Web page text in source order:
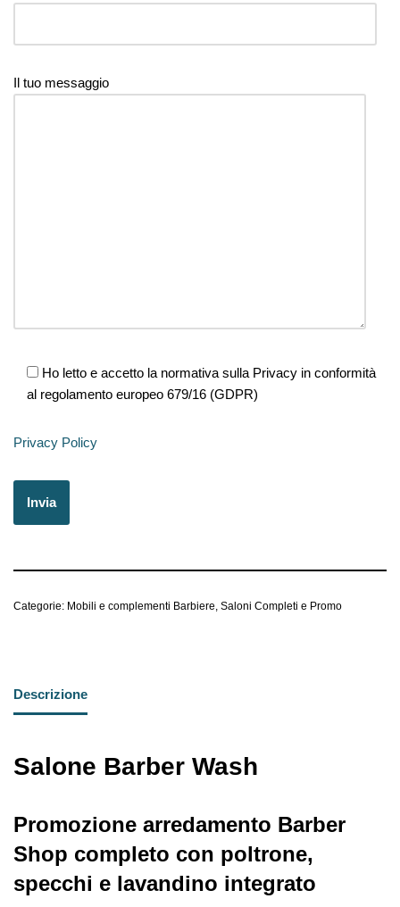
Il tuo messaggio
Ho letto e accetto la normativa sulla Privacy in conformità
al regolamento europeo 679/16 (GDPR)
Privacy Policy
Categorie: Mobili e complementi Barbiere, Saloni Completi e Promo
Descrizione
Salone Barber Wash
Promozione arredamento Barber
Shop completo con poltrone,
specchi e lavandino integrato